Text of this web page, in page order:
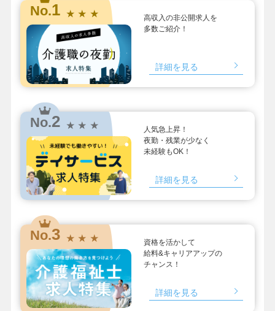
No.1 ★ ★ ★
高収入の非公開求人を
多数ご紹介！
詳細を見る
No.2 ★ ★ ★
人気急上昇！
夜勤・残業が少なく
未経験もOK！
詳細を見る
No.3 ★ ★ ★
資格を活かして
給料&キャリアアップの
チャンス！
詳細を見る